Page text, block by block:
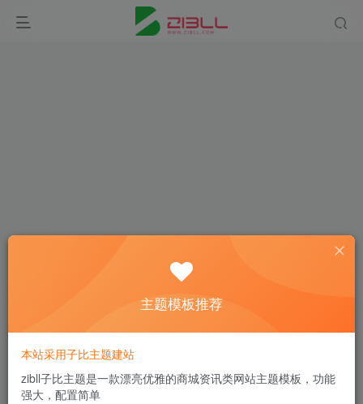
没有账号？立即注册
用户名或邮箱
登录密码
主题模板推荐
本站采用子比主题建站
zibll子比主题是一款漂亮优雅的商城资讯类网站主题模板，功能
强大，配置简单